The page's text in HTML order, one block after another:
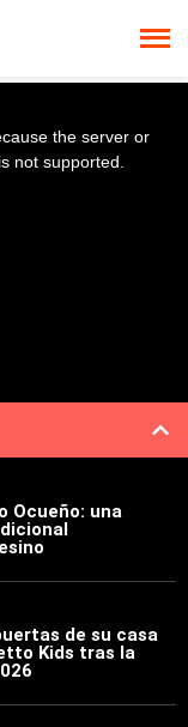
the server or
not supported.
Ocueño: una
de su casa
Kids tras la